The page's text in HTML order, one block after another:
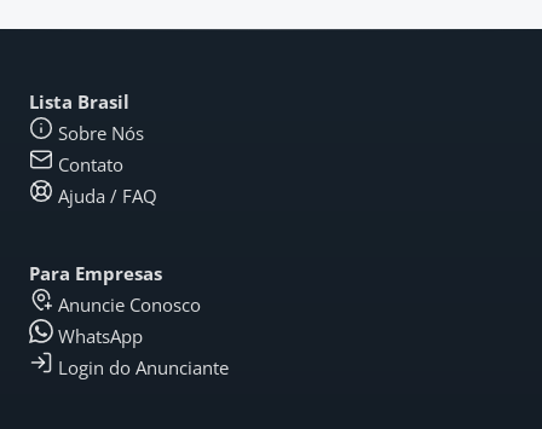
Lista Brasil
Sobre Nós
Contato
Ajuda / FAQ
Para Empresas
Anuncie Conosco
WhatsApp
Login do Anunciante